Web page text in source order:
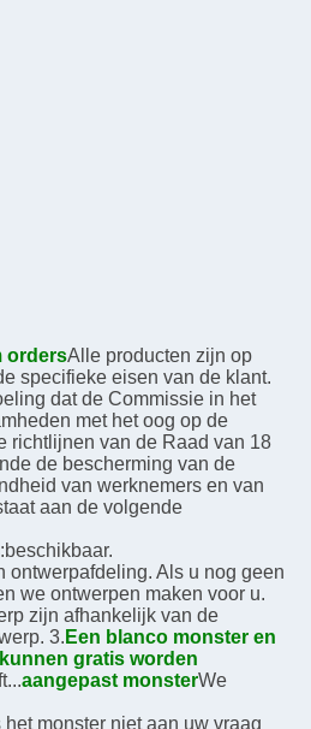
ordersAlle producten zijn op
specifieke eisen van de klant.
dat de Commissie in het
met het oog op de
richtlijnen van de Raad van 18
de bescherming van de
van werknemers en van
aan de volgende
beschikbaar.
ontwerpafdeling. Als u nog geen
we ontwerpen maken voor u.
zijn afhankelijk van de
3. Een blanco monster en
gratis worden
aangepast monsterWe
het monster niet aan uw vraag